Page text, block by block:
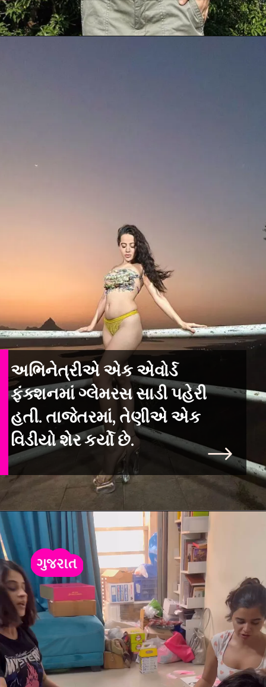
અભિનેત્રીએ એક એવોર્ડ
ફંક્શનમાં ગ્લેમરસ સાડી પહેરી
હતી. તાજેતરમાં, તેણીએ એક